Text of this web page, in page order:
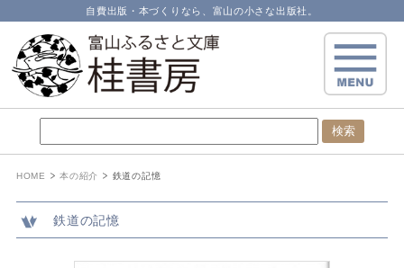
自費出版・本づくりなら、富山の小さな出版社。
HOME 本の紹介 鉄道の記憶
鉄道の記憶